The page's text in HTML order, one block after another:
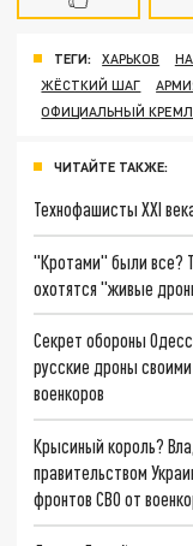
ТЕГИ: ХАРЬКОВ
ЖЁСТКИЙ ШАГ
ОФИЦИАЛЬНЫЙ
ЧИТАЙТЕ ТАКЖЕ:
Технофашисты XXI
"Кротами" были все?
охотятся "живые
Секрет обороны
русские дроны
военкоров
Крысиный король?
правительством
фронтов СВО от